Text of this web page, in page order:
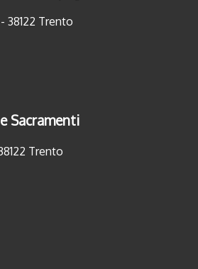
38122 Trento
Sacramenti
Trento